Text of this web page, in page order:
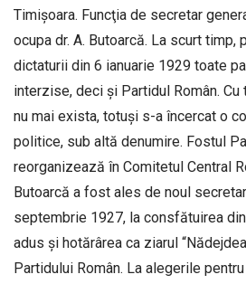
Timişoara. Funcţia de secretar
ocupa dr. A. Butoarcă. La scurt timp,
dictaturii din 6 ianuarie 1929 toate
interzise, deci şi Partidul Român.
nu mai exista, totuşi s-a încercat o
politice, sub altă denumire. Fostul
reorganizează în Comitetul Central
Butoarcă a fost ales de noul
septembrie 1927, la consfătuirea
adus şi hotărârea ca ziarul
Partidului Român. La alegerile